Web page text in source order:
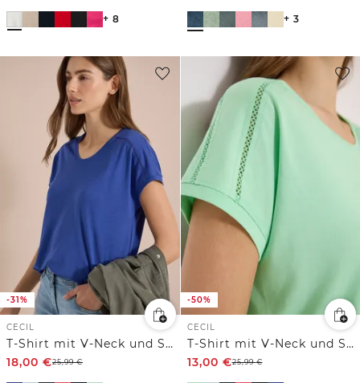
+ 8 + 3
-31%
CECIL
T-Shirt mit V-Neck und Spitzendetail
18,00 €25,99€
-50%
CECIL
T-Shirt mit V-Neck und Spitzendetail
13,00 €25,99€